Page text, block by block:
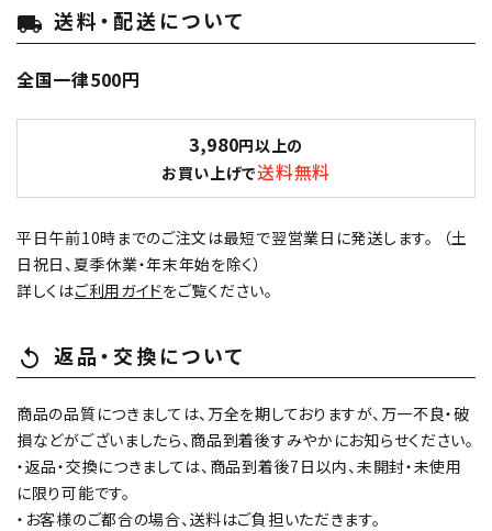
local_shipping 送料・配送について
全国一律500円
3,980円以上の
お買い上げで送料無料
平日午前10時までのご注文は最短で翌営業日に発送します。 （土
日祝日、夏季休業・年末年始を除く）
詳しくはご利用ガイドをご覧ください。
replay 返品・交換について
商品の品質につきましては、万全を期しておりますが、万一不良・破
損などがございましたら、商品到着後すみやかにお知らせください。
・返品・交換につきましては、商品到着後7日以内、未開封・未使用
に限り可能です。
・お客様のご都合の場合、送料はご負担いただきます。